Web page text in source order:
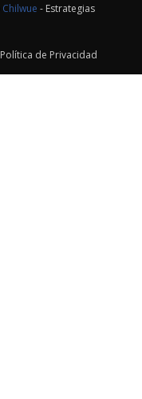
Chilwue - Estrategias
Política de Privacidad